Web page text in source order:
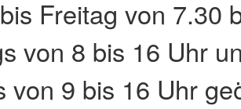
Freitag von 7.30
von 8 bis 16 Uhr
von 9 bis 16 Uhr